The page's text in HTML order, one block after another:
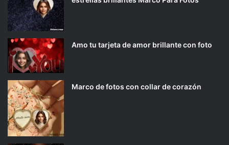
Amo tu tarjeta de amor brillante con foto
Marco de fotos con collar de corazón